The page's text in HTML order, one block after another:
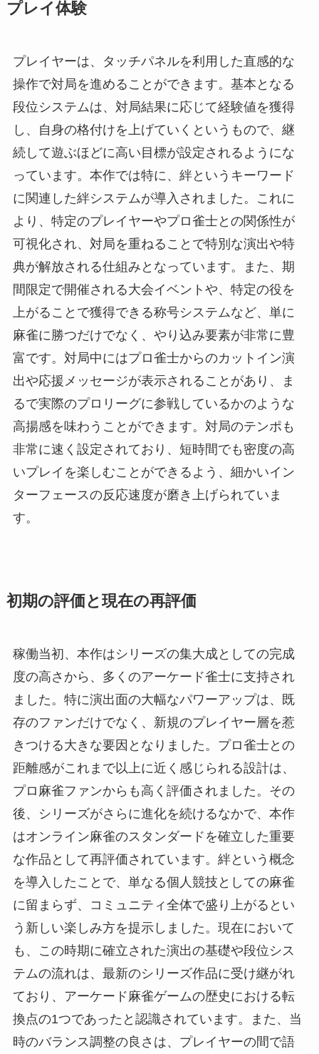
プレイ体験
プレイヤーは、タッチパネルを利用した直感的な
操作で対局を進めることができます。基本となる
段位システムは、対局結果に応じて経験値を獲得
し、自身の格付けを上げていくというもので、継
続して遊ぶほどに高い目標が設定されるようにな
っています。本作では特に、絆というキーワード
に関連した絆システムが導入されました。これに
より、特定のプレイヤーやプロ雀士との関係性が
可視化され、対局を重ねることで特別な演出や特
典が解放される仕組みとなっています。また、期
間限定で開催される大会イベントや、特定の役を
上がることで獲得できる称号システムなど、単に
麻雀に勝つだけでなく、やり込み要素が非常に豊
富です。対局中にはプロ雀士からのカットイン演
出や応援メッセージが表示されることがあり、ま
るで実際のプロリーグに参戦しているかのような
高揚感を味わうことができます。対局のテンポも
非常に速く設定されており、短時間でも密度の高
いプレイを楽しむことができるよう、細かいイン
ターフェースの反応速度が磨き上げられていま
す。
初期の評価と現在の再評価
稼働当初、本作はシリーズの集大成としての完成
度の高さから、多くのアーケード雀士に支持され
ました。特に演出面の大幅なパワーアップは、既
存のファンだけでなく、新規のプレイヤー層を惹
きつける大きな要因となりました。プロ雀士との
距離感がこれまで以上に近く感じられる設計は、
プロ麻雀ファンからも高く評価されました。その
後、シリーズがさらに進化を続けるなかで、本作
はオンライン麻雀のスタンダードを確立した重要
な作品として再評価されています。絆という概念
を導入したことで、単なる個人競技としての麻雀
に留まらず、コミュニティ全体で盛り上がるとい
う新しい楽しみ方を提示しました。現在において
も、この時期に確立された演出の基礎や段位シス
テムの流れは、最新のシリーズ作品に受け継がれ
ており、アーケード麻雀ゲームの歴史における転
換点の1つであったと認識されています。また、当
時のバランス調整の良さは、プレイヤーの間で語